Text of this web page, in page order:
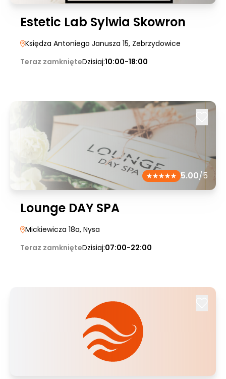
Estetic Lab Sylwia Skowron
Księdza Antoniego Janusza 15, Zebrzydowice
Teraz zamknięteDzisiaj:10:00-18:00
5.00/5
Lounge DAY SPA
Mickiewicza 18a, Nysa
Teraz zamknięteDzisiaj:07:00-22:00